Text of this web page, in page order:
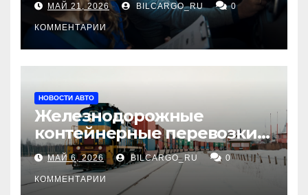
МАЙ 21, 2026 BILCARGO_RU 0
КОММЕНТАРИИ
НОВОСТИ АВТО
Железнодорожные
контейнерные перевозки
из Китая в Россию:
маршруты, сроки и
требования
МАЙ 6, 2026 BILCARGO_RU 0
КОММЕНТАРИИ